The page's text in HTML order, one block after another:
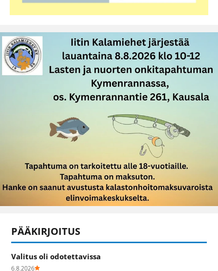
PÄÄKIRJOITUS
Valitus oli odotettavissa
6.8.2026